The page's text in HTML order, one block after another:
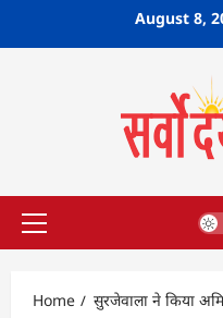
August 8,
Primary
Home सुरजेवाला ने किया